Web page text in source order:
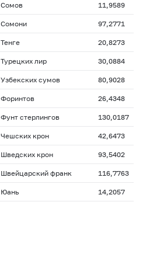
Сомов 11,9589
Сомони 97,2771
Тенге 20,8273
Турецких лир 30,0884
Узбекских сумов 80,9028
Форинтов 26,4348
Фунт стерлингов 130,0187
Чешских крон 42,6473
Шведских крон 93,5402
Швейцарский франк 116,7763
Юань 14,2057